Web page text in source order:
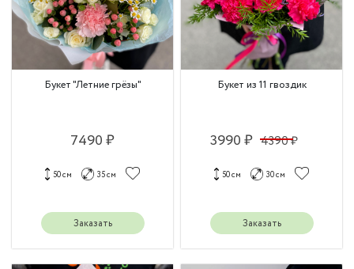
Букет "Летние грёзы"
7490 ₽
50 см 35 см
Заказать
Букет из 11 гвоздик
3990 ₽ 4390 ₽
50 см 30 см
Заказать